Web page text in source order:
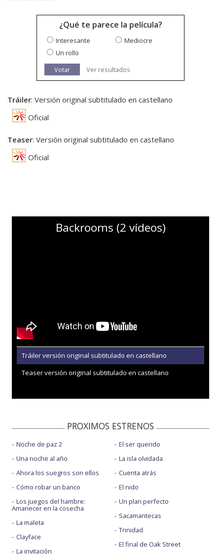
¿Qué te parece la película?
Interesante
Mediocre
Un rollo
Votar
Ver resultados
Tráiler: Versión original subtitulado en castellano
Oficial
Teaser: Versión original subtitulado en castellano
Oficial
Backrooms (2 vídeos)
Tráiler versión original subtitulado en castellano
Teaser versión original subtitulado en castellano
PROXIMOS ESTRENOS
Noche de paz 2
Una noche al año
Ahora los suegros son ellos
Cómo robar un banco
Los juegos del hambre:
Amanecer en la cosecha
La maleta
Clayface
La invitación
El ser querido
La isla olvidada
Cuenta atrás
El nido
Un plan perfecto
Sacamantecas
Trinidad
El final de Oak Street